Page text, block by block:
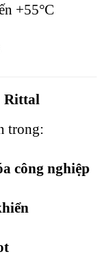
+55°C
Rittal
trong:
công nghiệp